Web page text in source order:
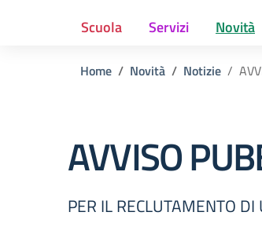
Scuola Servizi Novità
Home Novità Notizie
AVVISO
PER IL RECLUTAMENTO